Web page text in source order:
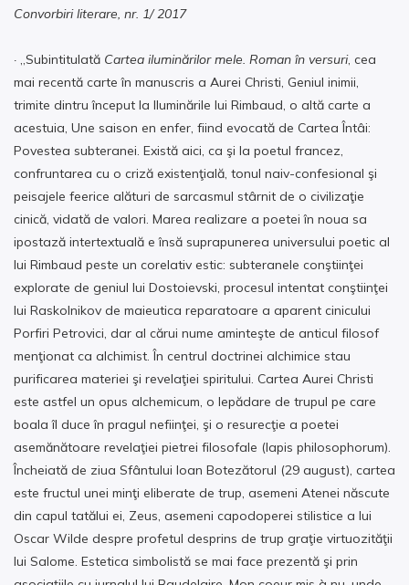
Convorbiri literare, nr. 1/ 2017
· „Subintitulată Cartea iluminărilor mele. Roman în versuri, cea
mai recentă carte în manuscris a Aurei Christi, Geniul inimii,
trimite dintru început la Iluminările lui Rimbaud, o altă carte a
acestuia, Une saison en enfer, fiind evocată de Cartea Întâi:
Povestea subteranei. Există aici, ca şi la poetul francez,
confruntarea cu o criză existenţială, tonul naiv-confesional şi
peisajele feerice alături de sarcasmul stârnit de o civilizaţie
cinică, vidată de valori. Marea realizare a poetei în noua sa
ipostază intertextuală e însă suprapunerea universului poetic al
lui Rimbaud peste un corelativ estic: subteranele conştiinţei
explorate de geniul lui Dostoievski, procesul intentat conştiinţei
lui Raskolnikov de maieutica reparatoare a aparent cinicului
Porfiri Petrovici, dar al cărui nume aminteşte de anticul filosof
menţionat ca alchimist. În centrul doctrinei alchimice stau
purificarea materiei şi revelaţiei spiritului. Cartea Aurei Christi
este astfel un opus alchemicum, o lepădare de trupul pe care
boala îl duce în pragul nefiinţei, şi o resurecţie a poetei
asemănătoare revelaţiei pietrei filosofale (lapis philosophorum).
Încheiată de ziua Sfântului Ioan Botezătorul (29 august), cartea
este fructul unei minţi eliberate de trup, asemeni Atenei născute
din capul tatălui ei, Zeus, asemeni capodoperei stilistice a lui
Oscar Wilde despre profetul desprins de trup graţie virtuozităţii
lui Salome. Estetica simbolistă se mai face prezentă şi prin